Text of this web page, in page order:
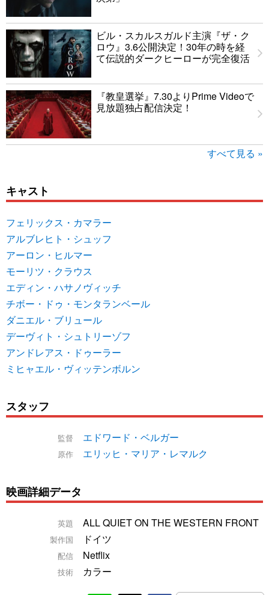
ビル・スカルスガルド主演『ザ・ク
ロウ』3.6公開決定！30年の時を経
て伝説的ダークヒーローが完全復活
『教皇選挙』7.30よりPrime Videoで
見放題独占配信決定！
すべて見る »
キャスト
フェリックス・カマラー
アルブレヒト・シュッフ
アーロン・ヒルマー
モーリツ・クラウス
エディン・ハサノヴィッチ
チボー・ドゥ・モンタランベール
ダニエル・ブリュール
デーヴィト・シュトリーゾフ
アンドレアス・ドゥーラー
ミヒャエル・ヴィッテンボルン
スタッフ
監督 エドワード・ベルガー
原作 エリッヒ・マリア・レマルク
映画詳細データ
英題 ALL QUIET ON THE WESTERN FRONT
製作国 ドイツ
配信 Netflix
技術 カラー